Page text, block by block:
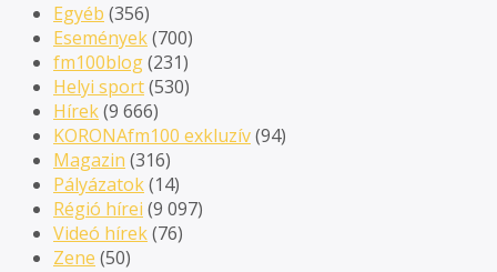
Egyéb (356)
Események(700)
fm100blog(231)
Helyi sport(530)
Hírek(9 666)
KORONAfm100 exkluzív(94)
Magazin (316)
Pályázatok(14)
Régió hírei (9 097)
Videó hírek(76)
Zene (50)